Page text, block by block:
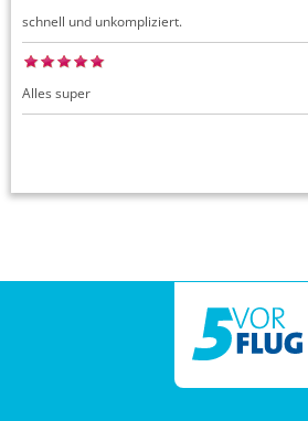
schnell und unkompliziert.
Alles super